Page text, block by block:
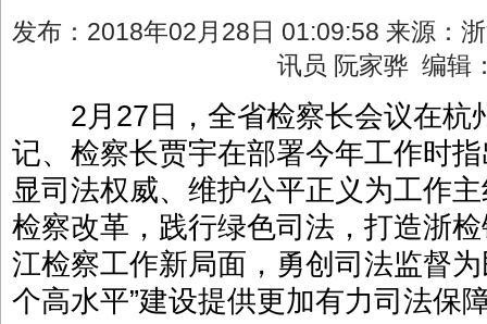
发布：2018年02月28日 01:09:58 来源：
讯员 阮家骅 编辑
2月27日，全省检察长会议在杭
记、检察长贾宇在部署今年工作时
显司法权威、维护公平正义为工作
检察改革，践行绿色司法，打造浙
江检察工作新局面，勇创司法监督
个高水平”建设提供更加有力司法保